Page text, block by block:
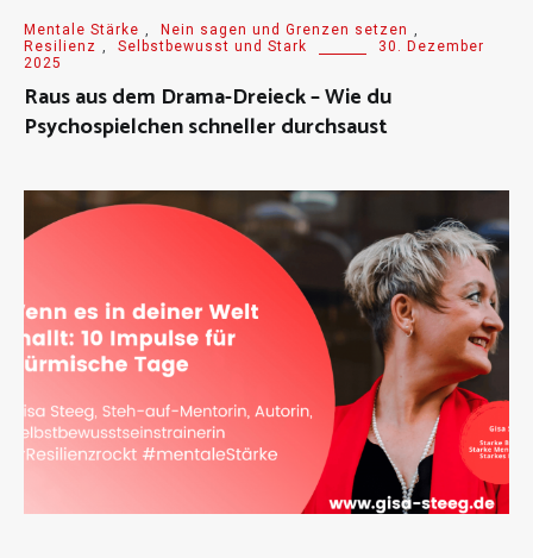
Mentale Stärke , Nein sagen und Grenzen setzen ,
Resilienz , Selbstbewusst und Stark
30. Dezember
2025
Raus aus dem Drama-Dreieck – Wie du
Psychospielchen schneller durchsaust